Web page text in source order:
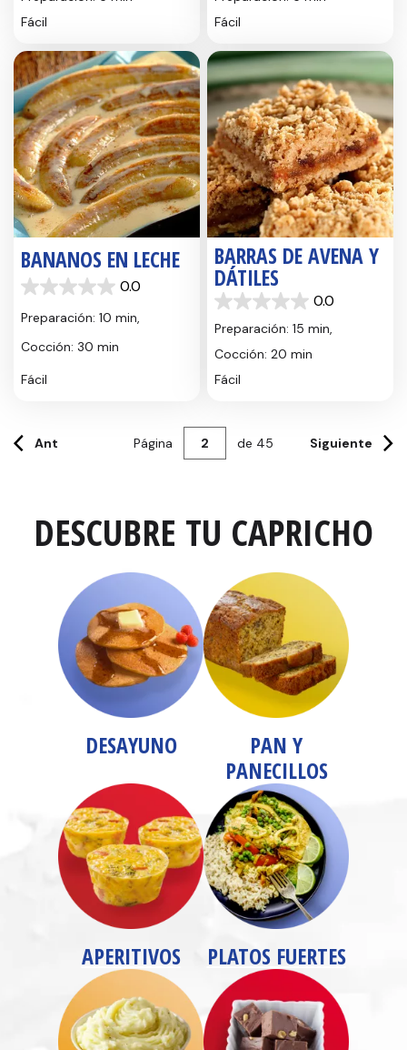
estrellas.
Fácil
estrellas.
Fácil
BANANOS EN LECHE
0.0
0.0
de
5
estrellas.
Preparación: 10 min,
Cocción: 30 min
Fácil
BARRAS DE AVENA Y
DÁTILES
0.0
0.0
de
estrellas.
Preparación: 15 min,
Cocción: 20 min
Fácil
Ant Página de 45 Siguiente
DESCUBRE TU CAPRICHO
DESAYUNO
PAN Y
PANECILLOS
APERITIVOS PLATOS FUERTES